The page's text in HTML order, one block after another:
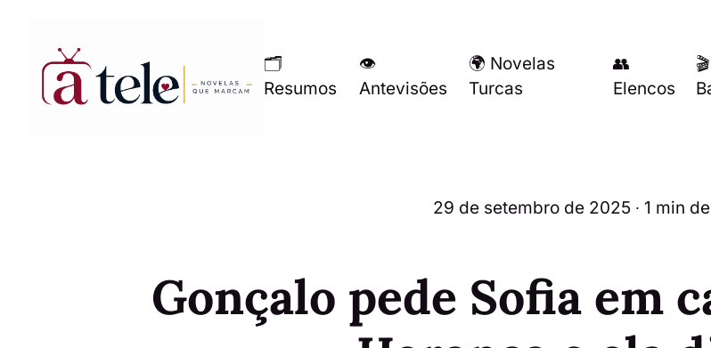
🗂
Resumos
👁
Antevisões
🌍 Novelas
Turcas
👥
Elencos
🎬
29 de setembro de 2025 ∙ 1 min
Gonçalo pede Sofia em